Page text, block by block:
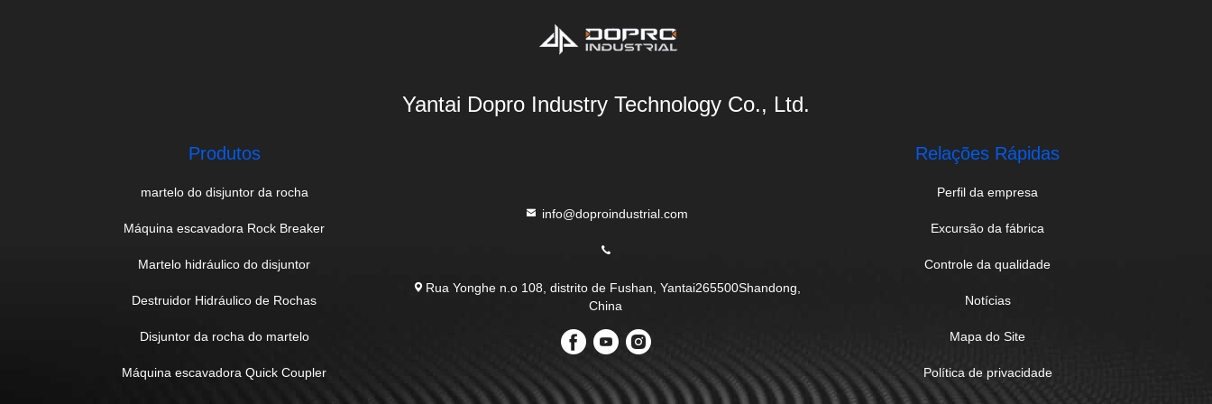
Yantai Dopro Industry Technology Co., Ltd.
Produtos
martelo do disjuntor da rocha
Máquina escavadora Rock Breaker
Martelo hidráulico do disjuntor
Destruidor Hidráulico de Rochas
Disjuntor da rocha do martelo
Máquina escavadora Quick Coupler
info@doproindustrial.com
Rua Yonghe n.o 108, distrito de Fushan, Yantai265500Shandong,
China
Relações Rápidas
Perfil da empresa
Excursão da fábrica
Controle da qualidade
Notícias
Mapa do Site
Política de privacidade